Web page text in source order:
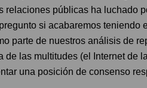
relaciones públicas ha luchado
si acabaremos teniendo
parte de nuestros análisis de
las multitudes (el Internet de
una posición de consenso